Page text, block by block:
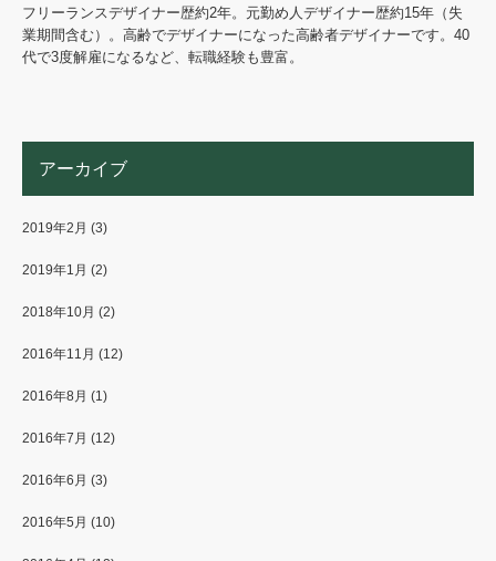
フリーランスデザイナー歴約2年。元勤め人デザイナー歴約15年（失
業期間含む）。高齢でデザイナーになった高齢者デザイナーです。40
代で3度解雇になるなど、転職経験も豊富。
アーカイブ
2019年2月 (3)
2019年1月 (2)
2018年10月 (2)
2016年11月 (12)
2016年8月 (1)
2016年7月 (12)
2016年6月 (3)
2016年5月 (10)